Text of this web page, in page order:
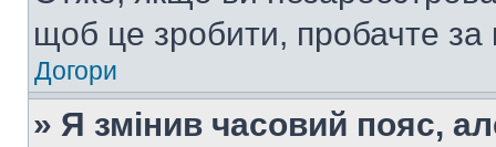
щоб це зробити, пробачте за
Догори
» Я змінив часовий пояс,